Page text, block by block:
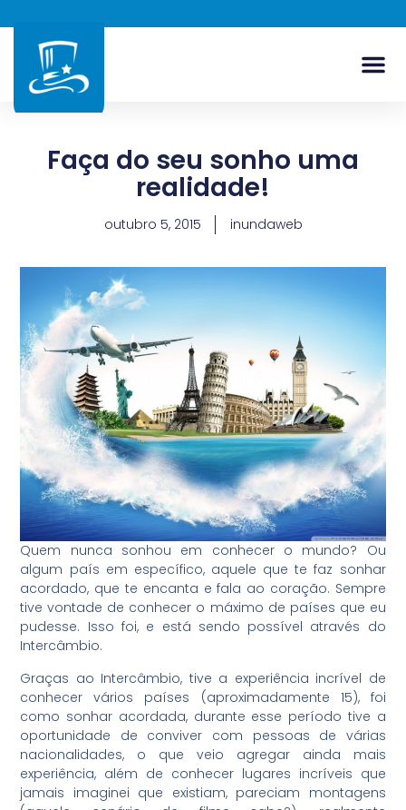
Faça do seu sonho uma
realidade!
outubro 5, 2015 inundaweb
Quem nunca sonhou em conhecer o mundo? Ou
algum país em específico, aquele que te faz sonhar
acordado, que te encanta e fala ao coração. Sempre
tive vontade de conhecer o máximo de países que eu
pudesse. Isso foi, e está sendo possível através do
Intercâmbio.
Graças ao Intercâmbio, tive a experiência incrível de
conhecer vários países (aproximadamente 15), foi
como sonhar acordada, durante esse período tive a
oportunidade de conviver com pessoas de várias
nacionalidades, o que veio agregar ainda mais
experiência, além de conhecer lugares incríveis que
jamais imaginei que existiam, pareciam montagens